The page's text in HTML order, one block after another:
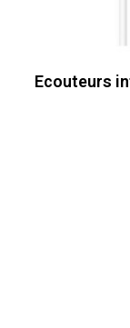
Ecouteurs